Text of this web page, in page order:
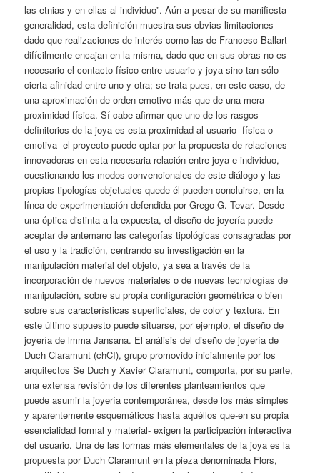
las etnias y en ellas al individuo”. Aún a pesar de su manifiesta
generalidad, esta definición muestra sus obvias limitaciones
dado que realizaciones de interés como las de Francesc Ballart
difícilmente encajan en la misma, dado que en sus obras no es
necesario el contacto físico entre usuario y joya sino tan sólo
cierta afinidad entre uno y otra; se trata pues, en este caso, de
una aproximación de orden emotivo más que de una mera
proximidad física. Sí cabe afirmar que uno de los rasgos
definitorios de la joya es esta proximidad al usuario -física o
emotiva- el proyecto puede optar por la propuesta de relaciones
innovadoras en esta necesaria relación entre joya e individuo,
cuestionando los modos convencionales de este diálogo y las
propias tipologías objetuales quede él pueden concluirse, en la
línea de experimentación defendida por Grego G. Tevar. Desde
una óptica distinta a la expuesta, el diseño de joyería puede
aceptar de antemano las categorías tipológicas consagradas por
el uso y la tradición, centrando su investigación en la
manipulación material del objeto, ya sea a través de la
incorporación de nuevos materiales o de nuevas tecnologías de
manipulación, sobre su propia configuración geométrica o bien
sobre sus características superficiales, de color y textura. En
este último supuesto puede situarse, por ejemplo, el diseño de
joyería de lmma Jansana. El análisis del diseño de joyería de
Duch Claramunt (chCI), grupo promovido inicialmente por los
arquitectos Se Duch y Xavier Claramunt, comporta, por su parte,
una extensa revisión de los diferentes planteamientos que
puede asumir la joyería contemporánea, desde los más simples
y aparentemente esquemáticos hasta aquéllos que-en su propia
esencialidad formal y material- exigen la participación interactiva
del usuario. Una de las formas más elementales de la joya es la
propuesta por Duch Claramunt en la pieza denominada Flors,